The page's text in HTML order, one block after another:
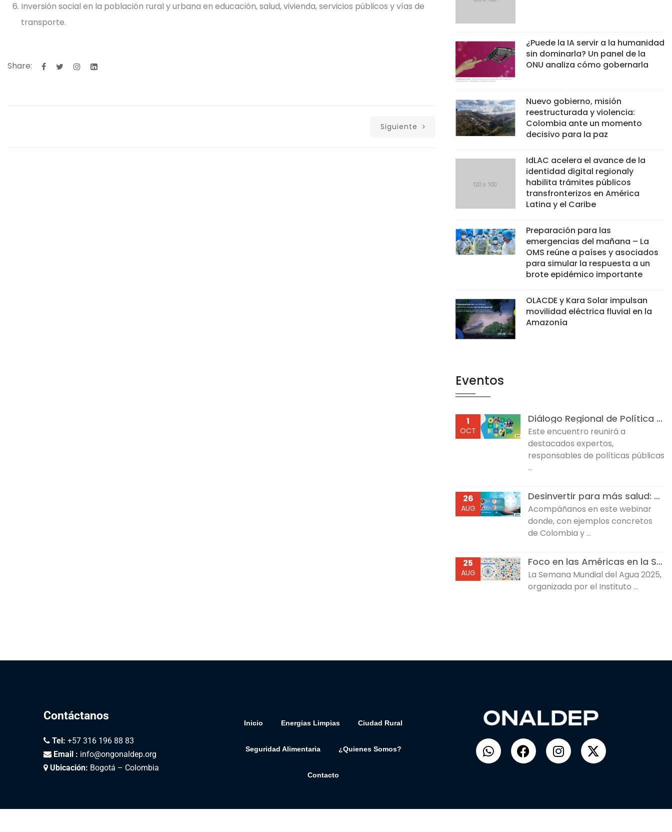
Inversión social en la población rural y urbana en educación, salud, vivienda, servicios públicos y vías de
transporte.
Share:
Siguiente
¿Puede la IA servir a la humanidad
sin dominarla? Un panel de la
ONU analiza cómo gobernarla
Nuevo gobierno, misión
reestructurada y violencia:
Colombia ante un momento
decisivo para la paz
IdLAC acelera el avance de la
identidad digital regionaly
habilita trámites públicos
transfronterizos en América
Latina y el Caribe
Preparación para las
emergencias del mañana – La
OMS reúne a países y asociados
para simular la respuesta a un
brote epidémico importante
OLACDE y Kara Solar impulsan
movilidad eléctrica fluvial en la
Amazonía
Eventos
1
OCT
Diálogo Regional de Política sobre Desarrollo Infantil Temprano
Este encuentro reunirá a
destacados expertos,
responsables de políticas públicas
...
26
AUG
Desinvertir para más salud: Reflexiones desde Colombia y República Dominicana
Acompáñanos en este webinar
donde, con ejemplos concretos
de Colombia y ...
25
AUG
Foco en las Américas en la Semana Mundial del Agua 2025
La Semana Mundial del Agua 2025,
organizada por el Instituto ...
Contáctanos
Tel: +57 316 196 88 83
Email : info@ongonaldep.org
Ubicación: Bogotá – Colombia
Inicio Energias Limpias Ciudad Rural
Seguridad Alimentaria ¿Quienes Somos?
Contacto